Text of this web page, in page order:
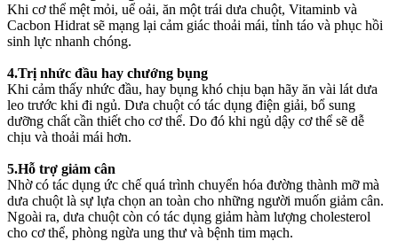
Khi cơ thể mệt mỏi, uể oải, ăn một trái dưa chuột, Vitaminb và
Cacbon Hidrat sẽ mạng lại cảm giác thoải mái, tỉnh táo và phục hồi
sinh lực nhanh chóng.
4.Trị nhức đầu hay chướng bụng
Khi cảm thấy nhức đầu, hay bụng khó chịu bạn hãy ăn vài lát dưa
leo trước khi đi ngủ. Dưa chuột có tác dụng điện giải, bổ sung
dưỡng chất cần thiết cho cơ thể. Do đó khi ngủ dậy cơ thể sẽ dễ
chịu và thoải mái hơn.
5.Hỗ trợ giảm cân
Nhờ có tác dụng ức chế quá trình chuyển hóa đường thành mỡ mà
dưa chuột là sự lựa chọn an toàn cho những người muốn giảm cân.
Ngoài ra, dưa chuột còn có tác dụng giảm hàm lượng cholesterol
cho cơ thể, phòng ngừa ung thư và bệnh tim mạch.